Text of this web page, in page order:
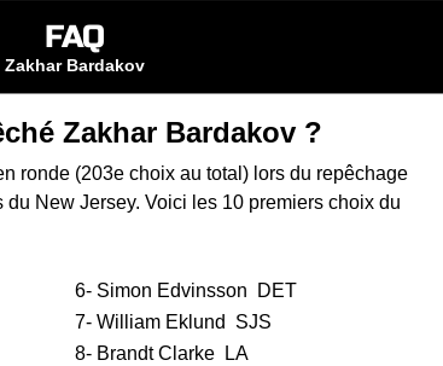
FAQ
Zakhar Bardakov
Zakhar Bardakov ?
ronde (203e choix au total) lors du repêchage
du New Jersey. Voici les 10 premiers choix du
6- Simon Edvinsson
DET
7-William Eklund
SJS
8- Brandt Clarke
LA